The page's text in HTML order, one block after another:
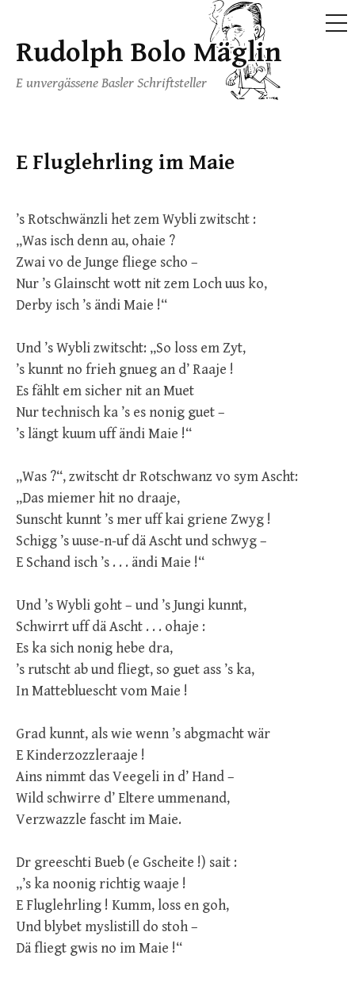
Skip
content
Rudolph Bolo Mäglin
E unvergässene Basler Schriftsteller
E Fluglehrling im Maie
’s Rotschwänzli het zem Wybli zwitscht :
„Was isch denn au, ohaie ?
Zwai vo de Junge fliege scho –
Nur ’s Glainscht wott nit zem Loch uus ko,
Derby isch ’s ändi Maie !“
Und ’s Wybli zwitscht: „So loss em Zyt,
’s kunnt no frieh gnueg an d’ Raaje !
Es fählt em sicher nit an Muet
Nur technisch ka ’s es nonig guet –
’s längt kuum uff ändi Maie !“
„Was ?“, zwitscht dr Rotschwanz vo sym Ascht:
„Das miemer hit no draaje,
Sunscht kunnt ’s mer uff kai griene Zwyg !
Schigg ’s uuse-n-uf dä Ascht und schwyg –
E Schand isch ’s . . . ändi Maie !“
Und ’s Wybli goht – und ’s Jungi kunnt,
Schwirrt uff dä Ascht . . . ohaje :
Es ka sich nonig hebe dra,
’s rutscht ab und fliegt, so guet ass ’s ka,
In Mattebluescht vom Maie !
Grad kunnt, als wie wenn ’s abgmacht wär
E Kinderzozzleraaje !
Ains nimmt das Veegeli in d’ Hand –
Wild schwirre d’ Eltere ummenand,
Verzwazzle fascht im Maie.
Dr greeschti Bueb (e Gscheite !) sait :
„’s ka noonig richtig waaje !
E Fluglehrling ! Kumm, loss en goh,
Und blybet myslistill do stoh –
Dä fliegt gwis no im Maie !“